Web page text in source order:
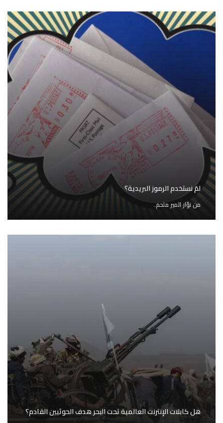
لمَ نستخدم الرموز البريدية؟
من نوّار المير ملحم.
هل كابلات الإنترنت العالمية تحت البحر هدف الحوثيين القادم؟